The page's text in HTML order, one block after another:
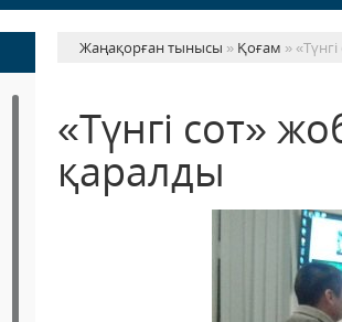
Жаңақорған тынысы » Қоғам »
«Түнгі сот»
қаралды